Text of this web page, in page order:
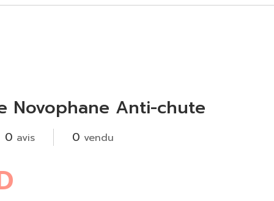
Novophane Anti-chute
0 avis 0 vendu